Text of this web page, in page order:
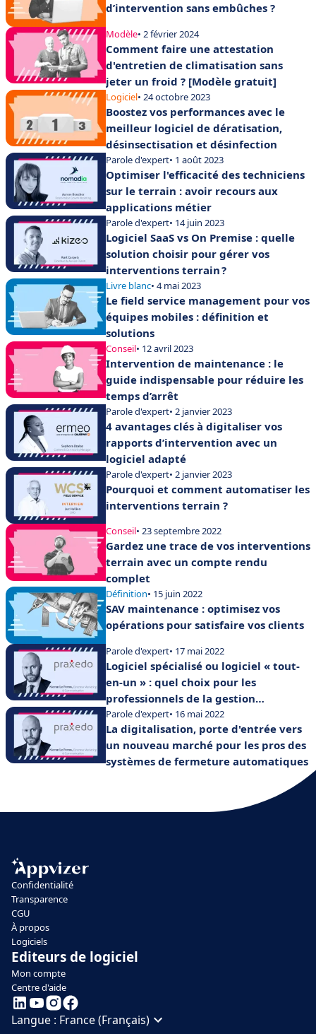
d’intervention sans embûches ?
Modèle• 2 février 2024
Comment faire une attestation
d'entretien de climatisation sans
jeter un froid ? [Modèle gratuit]
Logiciel• 24 octobre 2023
Boostez vos performances avec le
meilleur logiciel de dératisation,
désinsectisation et désinfection
Parole d'expert• 1 août 2023
Optimiser l'efficacité des techniciens
sur le terrain : avoir recours aux
applications métier
Parole d'expert• 14 juin 2023
Logiciel SaaS vs On Premise : quelle
solution choisir pour gérer vos
interventions terrain ?
Livre blanc• 4 mai 2023
Le field service management pour vos
équipes mobiles : définition et
solutions
Conseil• 12 avril 2023
Intervention de maintenance : le
guide indispensable pour réduire les
temps d’arrêt
Parole d'expert• 2 janvier 2023
4 avantages clés à digitaliser vos
rapports d’intervention avec un
logiciel adapté
Parole d'expert• 2 janvier 2023
Pourquoi et comment automatiser les
interventions terrain ?
Conseil• 23 septembre 2022
Gardez une trace de vos interventions
terrain avec un compte rendu
complet
Définition• 15 juin 2022
SAV maintenance : optimisez vos
opérations pour satisfaire vos clients
Parole d'expert• 17 mai 2022
Logiciel spécialisé ou logiciel « tout-
en-un » : quel choix pour les
professionnels de la gestion
d’interventions terrain ?
Parole d'expert• 16 mai 2022
La digitalisation, porte d'entrée vers
un nouveau marché pour les pros des
systèmes de fermeture automatiques
Confidentialité
Transparence
CGU
À propos
Logiciels
Editeurs de logiciel
Mon compte
Centre d'aide
Langue : France (Français)